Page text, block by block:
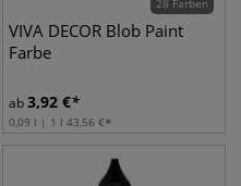
28 Farben
VIVA DECOR Blob Paint
Farbe
ab3,92 €
0,09 l | 1 l 43,56 €